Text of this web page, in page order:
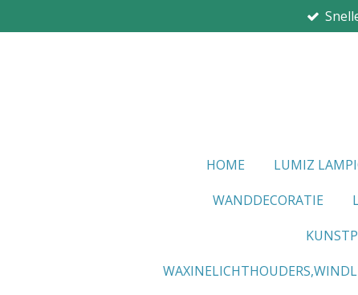
direct
HOME LUMIZ
WANDDECORATIE